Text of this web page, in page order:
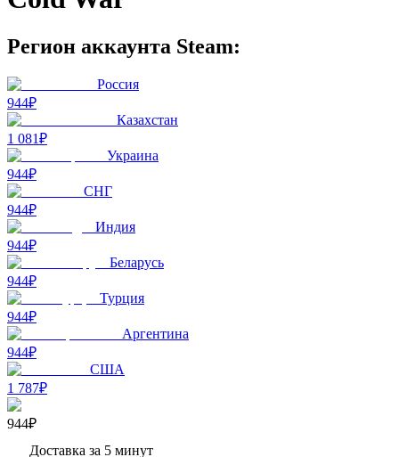
Регион аккаунта Steam:
Россия
944₽
Казахстан
1 081₽
Украина
944₽
СНГ
944₽
Индия
944₽
Беларусь
944₽
Турция
944₽
Аргентина
944₽
США
1 787₽
944₽
Доставка за 5 минут